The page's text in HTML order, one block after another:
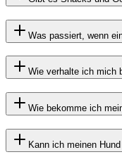
Was passiert, wenn
Wie verhalte ich mich
Wie bekomme ich
Kann ich meinen